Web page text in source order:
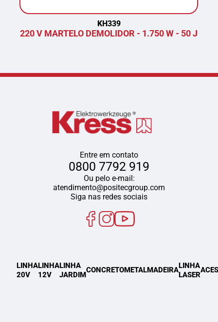
KH339
220 V MARTELO DEMOLIDOR - 1.750 W - 50 J
Entre em contato
0800 7792 919
Ou pelo e-mail:
atendimento@positecgroup.com
Siga nas redes sociais
LINHA
20V
LINHA
12V
LINHA
JARDIM
CONCRETOMETALMADEIRA
LINHA
LASER